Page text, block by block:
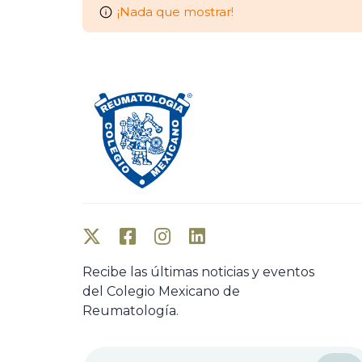
¡Nada que mostrar!
Recibe las últimas noticias y eventos
del Colegio Mexicano de
Reumatología.